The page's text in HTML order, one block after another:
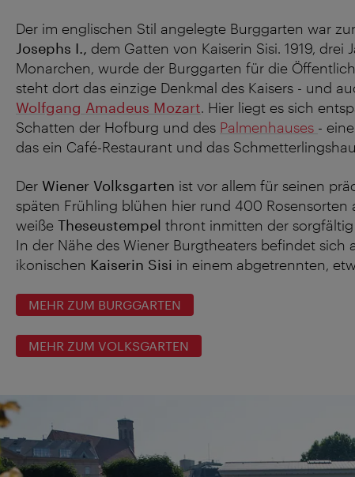
Der im englischen Stil angelegte Burggarten war
Josephs I., dem Gatten von Kaiserin Sisi. 1919, drei
Monarchen, wurde der Burggarten für die
steht dort das einzige Denkmal des Kaisers - und
Wolfgang Amadeus Mozart. Hier liegt es sich
Schatten der Hofburg und des Palmenhauses -
das ein Café-Restaurant und das
Der Wiener Volksgarten ist vor allem für seinen
späten Frühling blühen hier rund 400 Rosensorten
weiße Theseustempel thront inmitten der sorgfältig
In der Nähe des Wiener Burgtheaters befindet sich
ikonischen Kaiserin Sisi in einem abgetrennten,
MEHR ZUM BURGGARTEN
MEHR ZUM VOLKSGARTEN